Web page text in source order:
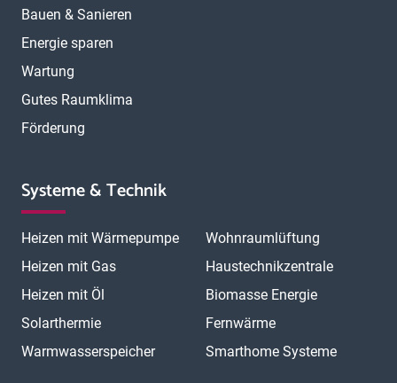
Bauen & Sanieren
Energie sparen
Wartung
Gutes Raumklima
Förderung
Systeme & Technik
Heizen mit Wärmepumpe
Heizen mit Gas
Heizen mit Öl
Solarthermie
Warmwasserspeicher
Wohnraumlüftung
Haustechnikzentrale
Biomasse Energie
Fernwärme
Smarthome Systeme